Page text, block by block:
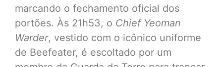
marcando o fechamento oficial dos
portões. Às 21h53, o Chief Yeoman
Warder, vestido com o icônico uniforme
de Beefeater, é escoltado por um